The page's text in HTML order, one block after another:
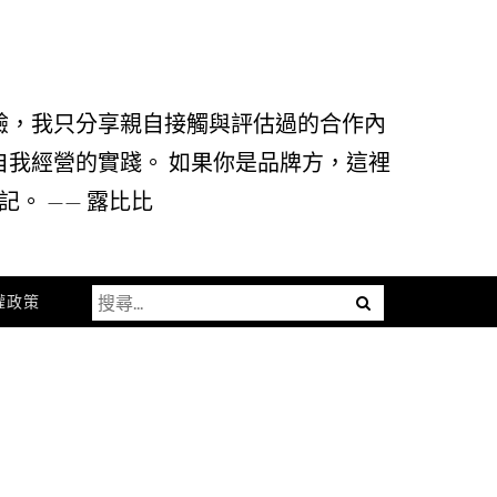
我只分享親自接觸與評估過的合作內
經營的實踐。 如果你是品牌方，這裡
。 —— 露比比
政策 Menu
搜
尋